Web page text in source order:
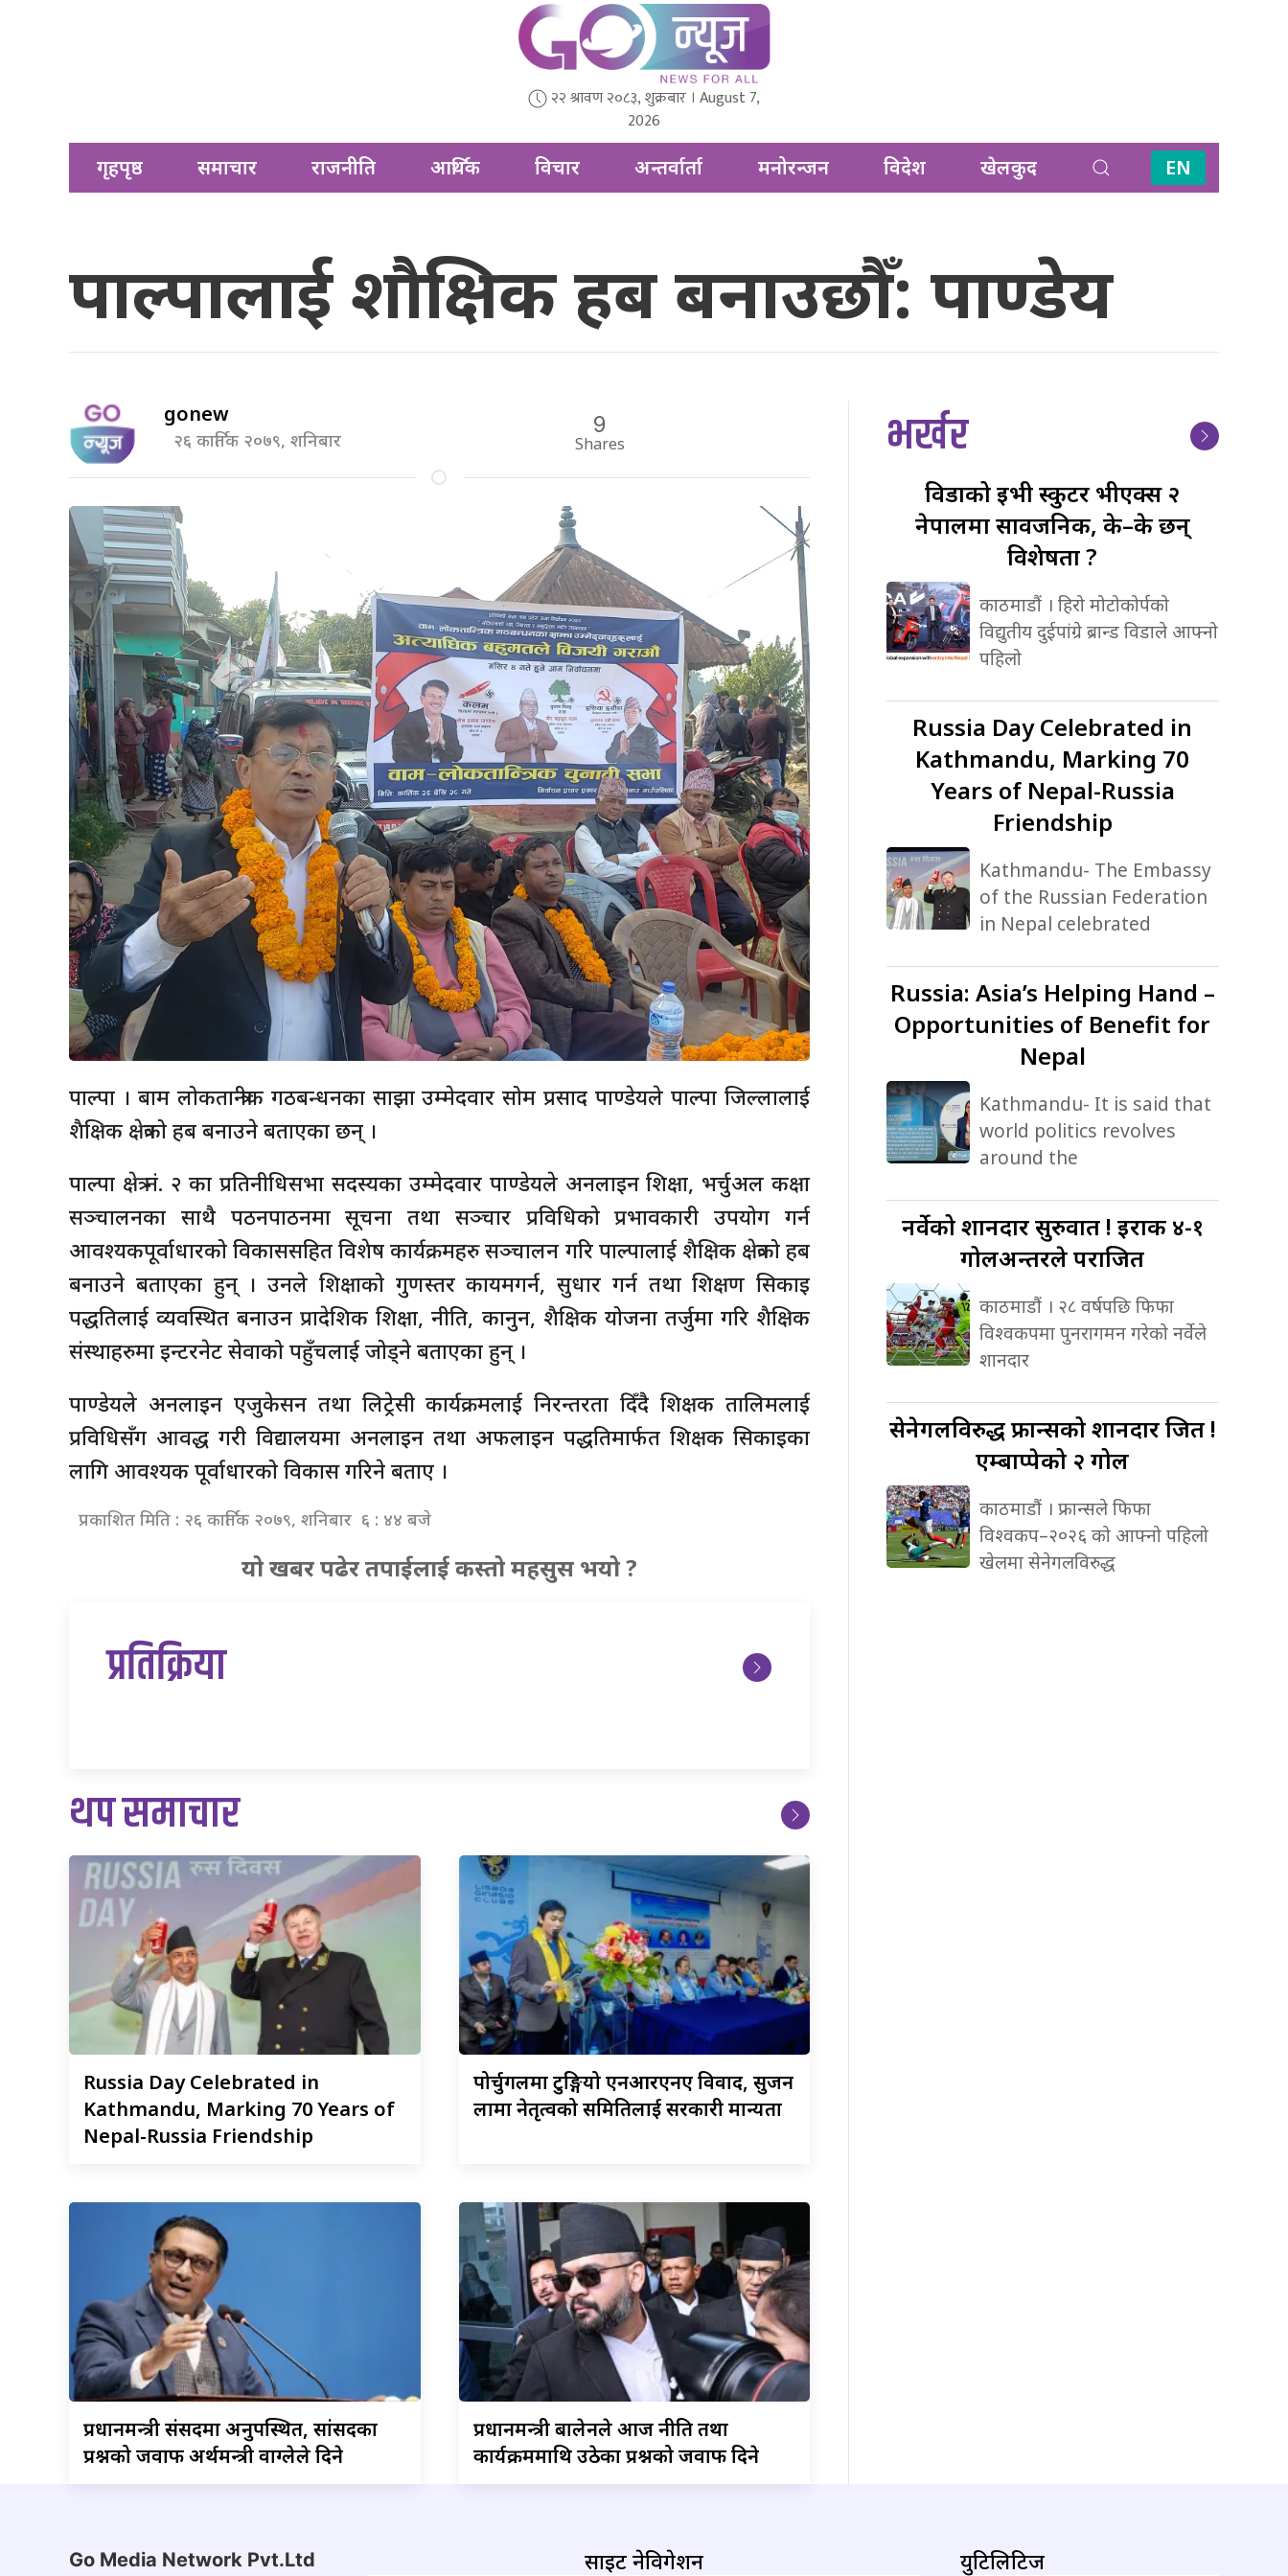
२२ श्रावण २०८३, शुक्रबार । August 7,
2026
गृहपृष्ठ
समाचार राजनीति आर्थिक विचार अन्तर्वार्ता मनोरन्जन विदेश खेलकुद EN
पाल्पालाई शौक्षिक हब बनाउछौँ: पाण्डेय
gonew
२६ कार्तिक २०७९, शनिबार
9
Shares
पाल्पा । बाम लोकतान्त्रीक गठबन्धनका साझा उम्मेदवार सोम प्रसाद पाण्डेयले पाल्पा जिल्लालाई
शैक्षिक क्षेत्रको हब बनाउने बताएका छन् ।
पाल्पा क्षेत्र नं. २ का प्रतिनीधिसभा सदस्यका उम्मेदवार पाण्डेयले अनलाइन शिक्षा, भर्चुअल कक्षा
सञ्चालनका साथै पठनपाठनमा सूचना तथा सञ्चार प्रविधिको प्रभावकारी उपयोग गर्न
आवश्यकपूर्वाधारको विकाससहित विशेष कार्यक्रमहरु सञ्चालन गरि पाल्पालाई शैक्षिक क्षेत्रको हब
बनाउने बताएका हुन् । उनले शिक्षाको गुणस्तर कायमगर्न, सुधार गर्न तथा शिक्षण सिकाइ
पद्धतिलाई व्यवस्थित बनाउन प्रादेशिक शिक्षा, नीति, कानुन, शैक्षिक योजना तर्जुमा गरि शैक्षिक
संस्थाहरुमा इन्टरनेट सेवाको पहुँचलाई जोड्ने बताएका हुन् ।
पाण्डेयले अनलाइन एजुकेसन तथा लिट्रेसी कार्यक्रमलाई निरन्तरता दिँदै शिक्षक तालिमलाई
प्रविधिसँग आवद्ध गरी विद्यालयमा अनलाइन तथा अफलाइन पद्धतिमार्फत शिक्षक सिकाइका
लागि आवश्यक पूर्वाधारको विकास गरिने बताए ।
प्रकाशित मिति : २६ कार्तिक २०७९, शनिबार ६ : ४४ बजे
यो खबर पढेर तपाईलाई कस्तो महसुस भयो ?
प्रतिक्रिया
थप समाचार
Russia Day Celebrated in
Kathmandu, Marking 70 Years of
Nepal-Russia Friendship
पोर्चुगलमाटुङ्गियो एनआरएनए विवाद, सुजन
लामा नेतृत्वको समितिलाई सरकारी मान्यता
प्रधानमन्त्रीसंसदमा अनुपस्थित, सांसदका
प्रश्नको जवाफ अर्थमन्त्री वाग्लेले दिने
प्रधानमन्त्रीबालेनले आज नीति तथा
कार्यक्रममाथि उठेका प्रश्नको जवाफ दिने
भर्खर
विडाकोईभी स्कुटर भीएक्स २
नेपालमा सार्वजनिक, के–के छन्
विशेषता ?
काठमाडौं । हिरो मोटोकोर्पको
विद्युतीय दुईपांग्रे ब्रान्ड विडाले आफ्नो
पहिलो
Russia Day Celebrated in
Kathmandu, Marking 70
Years of Nepal-Russia
Friendship
Kathmandu- The Embassy
of the Russian Federation
in Nepal celebrated
Russia: Asia’s Helping Hand –
Opportunities of Benefit for
Nepal
Kathmandu- It is said that
world politics revolves
around the
नर्वेकोशानदार सुरुवात ! इराक ४-१
गोलअन्तरले पराजित
काठमाडौं । २८ वर्षपछि फिफा
विश्वकपमा पुनरागमन गरेको नर्वेले
शानदार
सेनेगलविरुद्धफ्रान्सको शानदार जित !
एम्बाप्पेको २ गोल
काठमाडौं । फ्रान्सले फिफा
विश्वकप–२०२६ को आफ्नो पहिलो
खेलमा सेनेगलविरुद्ध
Go Media Network Pvt.Ltd साइट नेविगेशन युटिलिटिज